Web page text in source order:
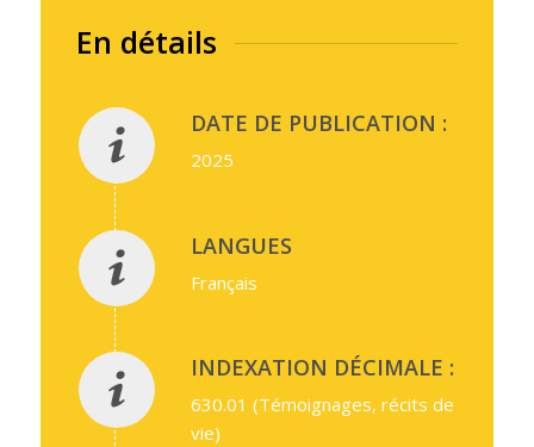
En détails
DATE DE PUBLICATION :
2025
LANGUES
Français
INDEXATION DÉCIMALE :
630.01 (Témoignages, récits de
vie)